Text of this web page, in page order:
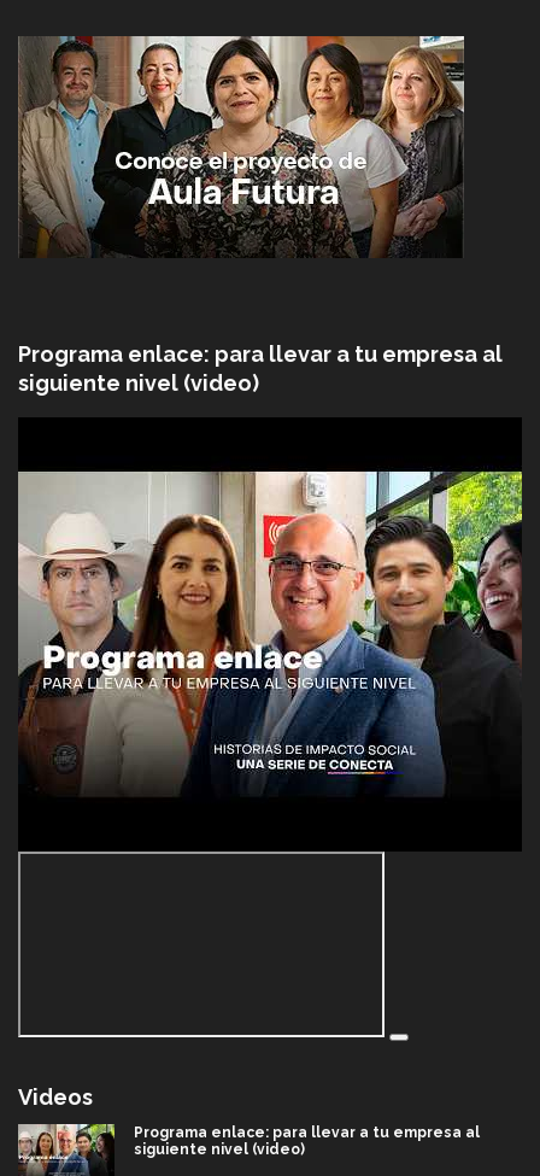
Programa enlace: para llevar a tu empresa al
siguiente nivel (video)
Videos
Programa enlace: para llevar a tu empresa al
siguiente nivel (video)